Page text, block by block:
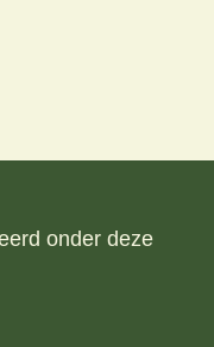
onder deze